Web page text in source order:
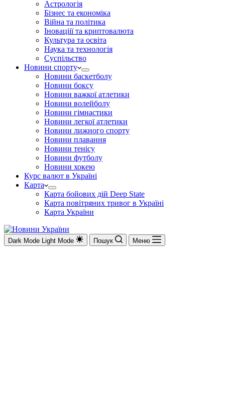
Астрологія
Бізнес та економіка
Війна та політика
Іноваціії та криптовалюта
Культура та освіта
Наука та технологія
Суспільство
Новини спорту
Новини баскетболу
Новини боксу
Новини важкої атлетики
Новини волейболу
Новини гімнастики
Новини легкої атлетики
Новини лижного спорту
Новини плавання
Новини тенісу
Новини футболу
Новини хокею
Курс валют в Україні
Карта
Карта бойових дій Deep State
Карта повітряних тривог в Україні
Карта України
Dark Mode Light Mode Пошук Меню